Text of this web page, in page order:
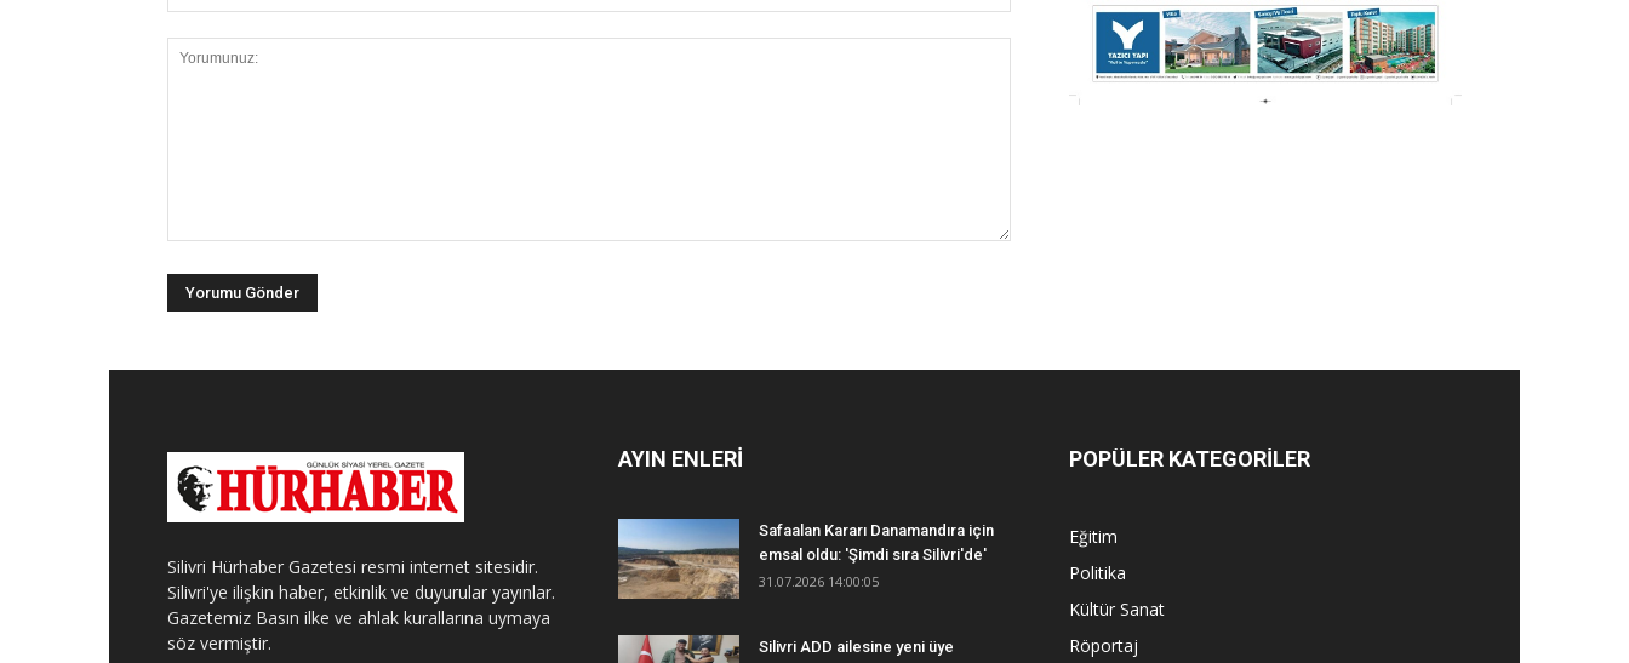
Silivri Hürhaber Gazetesi resmi internet sitesidir.
Silivri'ye ilişkin haber, etkinlik ve duyurular yayınlar.
Gazetemiz Basın ilke ve ahlak kurallarına uymaya
söz vermiştir.
AYIN ENLERİ
Safaalan Kararı Danamandıra için
emsal oldu: 'Şimdi sıra Silivri'de'
31.07.2026 14:00:05
Silivri ADD ailesine yeni üye
POPÜLER KATEGORİLER
Eğitim
Politika
Kültür Sanat
Röportaj